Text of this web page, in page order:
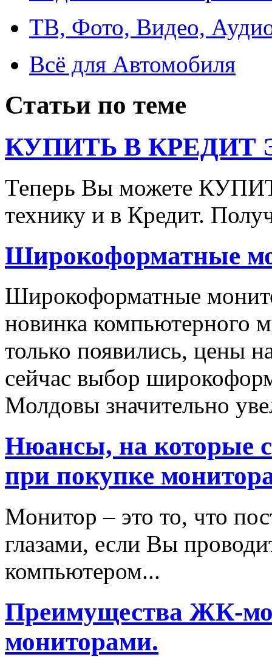
ТВ, Фото, Видео,
Всё для Автомобиля
Статьи по теме
КУПИТЬ В КРЕДИТ
Теперь Вы можете
технику и в Кредит.
Широкоформатные
Широкоформатные
новинка компьютерного
только появились, цены
сейчас выбор
Молдовы значительно
Нюансы, на которые
при покупке
Монитор – это то, что
глазами, если Вы
компьютером...
Преимущества ЖК-
мониторами.